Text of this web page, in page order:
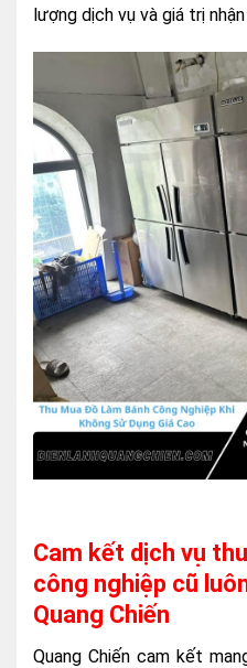
lượng dịch vụ và giá trị
Cam kết dịch vụ
công nghiệp cũ
Quang Chiến
Quang Chiến cam kết